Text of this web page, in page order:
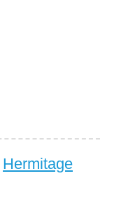
Hermitage